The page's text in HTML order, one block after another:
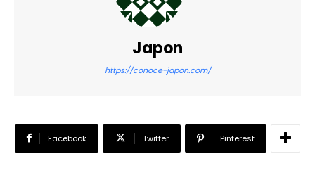
Japon
https://conoce-japon.com/
Facebook Twitter Pinterest